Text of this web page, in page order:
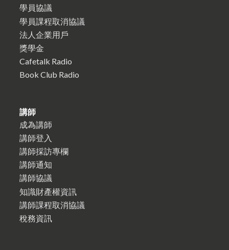
學員協議
學員課程取消協議
法人企業用戶
獎學金
Cafetalk Radio
Book Club Radio
講師
成為講師
講師登入
講師採訪專欄
講師通知
講師協議
知識財產權資訊
講師課程取消協議
稅務資訊